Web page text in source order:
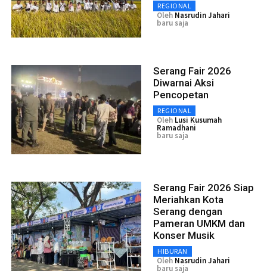
REGIONAL
Oleh Nasrudin Jahari
baru saja
Serang Fair 2026
Diwarnai Aksi
Pencopetan
REGIONAL
Oleh Lusi Kusumah
Ramadhani
baru saja
Serang Fair 2026 Siap
Meriahkan Kota
Serang dengan
Pameran UMKM dan
Konser Musik
HIBURAN
Oleh Nasrudin Jahari
baru saja